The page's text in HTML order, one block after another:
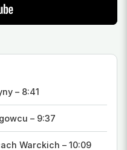
– 8:41
– 9:37
Warckich – 10:09